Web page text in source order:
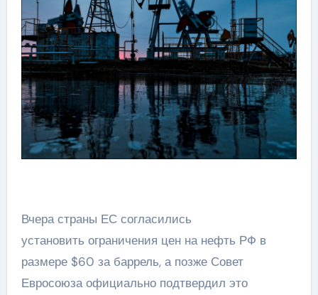
Вчера страны ЕС согласились
установить ограничения цен на нефть РФ в
размере $60 за баррель, а позже Совет
Евросоюза официально подтвердил это